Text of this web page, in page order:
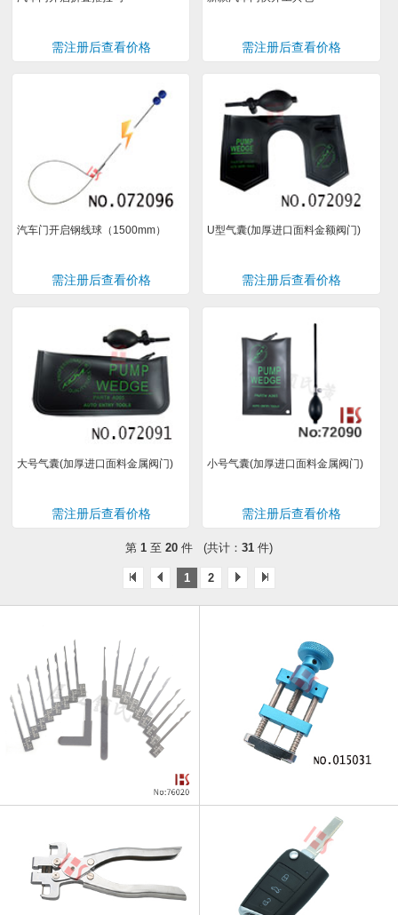
需注册后查看价格 需注册后查看价格
汽车门开启钢线球（1500mm）
需注册后查看价格
U型气囊(加厚进口面料金额阀门)
需注册后查看价格
大号气囊(加厚进口面料金属阀门)
需注册后查看价格
小号气囊(加厚进口面料金属阀门)
需注册后查看价格
第 1 至 20 件 (共计： 31 件)
1 2